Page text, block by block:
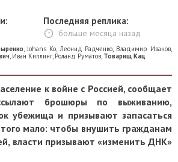
Последняя реплика:
больше месяца назад
,Johans Ko, Леонид Радченко, Владимир Иванов,
, Иван Киплинг, Роланд Руматов, Товарищ Кац
к войне с Россией, сообщает
брошюры по выживанию,
убежища и призывают запасаться
мало: чтобы внушить гражданам
власти призывают «изменить ДНК»